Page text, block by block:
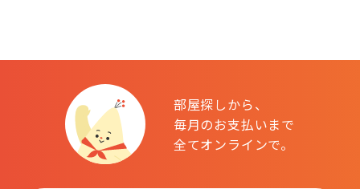
部屋探しから、
毎月のお支払いまで
全てオンラインで。